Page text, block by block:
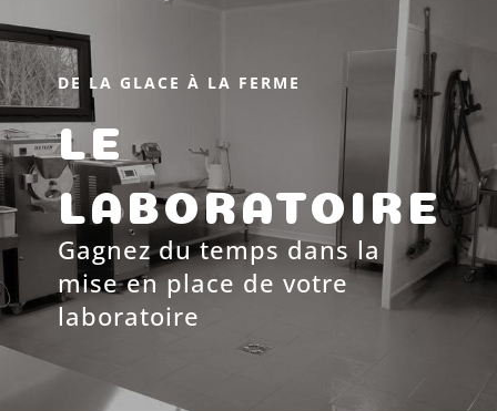
DE LA GLACE À LA FERME
LE
LABORATOIRE
Gagnez du temps dans la
mise en place de votre
laboratoire